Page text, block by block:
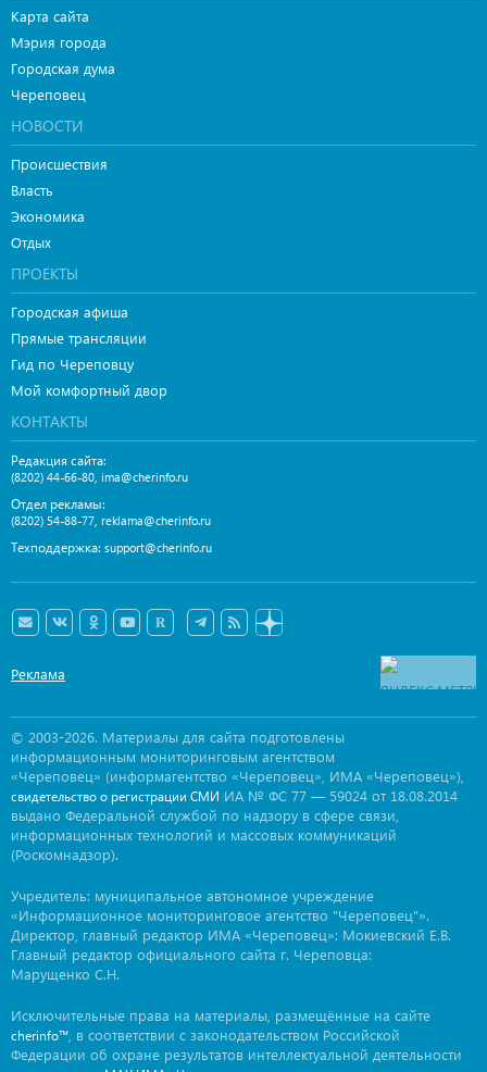
Карта сайта
Мэрия города
Городская дума
Череповец
НОВОСТИ
Происшествия
Власть
Экономика
Отдых
ПРОЕКТЫ
Городская афиша
Прямые трансляции
Гид по Череповцу
Мой комфортный двор
КОНТАКТЫ
Редакция сайта:
(8202) 44-66-80 ima@cherinfo.ru
Отдел рекламы:
(8202) 54-88-77 reklama@cherinfo.ru
Техподдержка: support@cherinfo.ru
Реклама
© 2003-2026. Материалы для сайта подготовлены
информационным мониторинговым агентством
«Череповец» (информагентство «Череповец», ИМА «Череповец»),
свидетельство о регистрации СМИ ИА № ФС 77 — 59024 от 18.08.2014
выдано Федеральной службой по надзору в сфере связи,
информационных технологий и массовых коммуникаций
(Роскомнадзор).
Учредитель: муниципальное автономное учреждение
«Информационное мониторинговое агентство "Череповец"».
Директор, главный редактор ИМА «Череповец»: Мокиевский Е.В.
Главный редактор официального сайта г. Череповца:
Марущенко С.Н.
Исключительные права на материалы, размещённые на сайте
cherinfo™ , в соответствии с законодательством Российской
Федерации об охране результатов интеллектуальной деятельности